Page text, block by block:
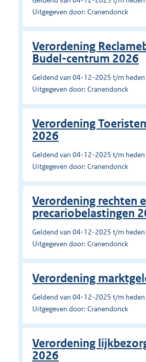
Uitgegeven door: Cranendonck
Verordening
Budel-centrum 2026
Geldend van 04-12-2025 t/m heden
Uitgegeven door: Cranendonck
Verordening
2026
Geldend van 04-12-2025 t/m heden
Uitgegeven door: Cranendonck
Verordening rechten
precariobelastingen
Geldend van 04-12-2025 t/m heden
Uitgegeven door: Cranendonck
Verordening
Geldend van 04-12-2025 t/m heden
Uitgegeven door: Cranendonck
Verordening
2026